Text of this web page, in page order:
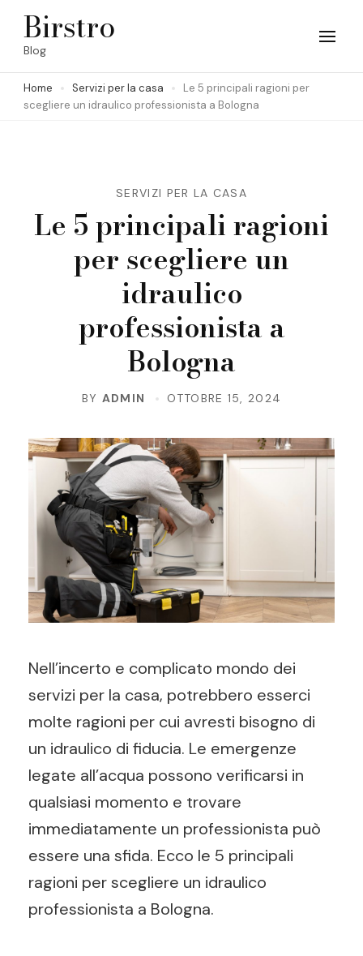
Skip
(Press
Birstro
Blog
Home Servizi per la casa
Le 5 principali ragioni per
scegliere un idraulico professionista a Bologna
SERVIZI PER LA CASA
Le 5 principali ragioni
per scegliere un
idraulico
professionista a
Bologna
BY ADMIN OTTOBRE 15, 2024
Nell’incerto e complicato mondo dei
servizi per la casa, potrebbero esserci
molte ragioni per cui avresti bisogno di
un idraulico di fiducia. Le emergenze
legate all’acqua possono verificarsi in
qualsiasi momento e trovare
immediatamente un professionista può
essere una sfida. Ecco le 5 principali
ragioni per scegliere un idraulico
professionista a Bologna.